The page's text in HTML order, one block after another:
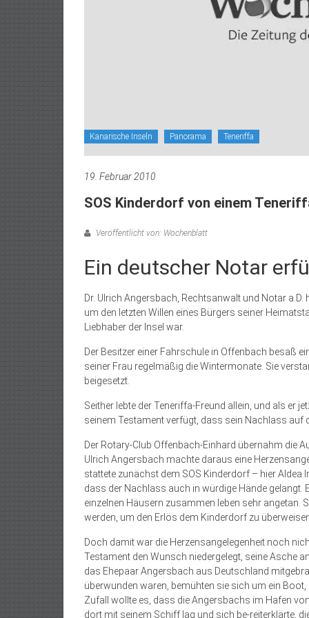
Kanarische Inseln Panorama Teneriffa
19. Februar 2010
SOS Kinderdorf von einem
Veröffentlicht von: Wochenblatt
Ein deutscher Notar
Dr. Ulrich Angersbach, Rechtsanwalt und Notar
um den letzten Willen eines Bürgers seiner
Liebhaber der Insel war.
Der Besitzer einer Fahrschule in Offenbach besaß
seiner Frau regelmäßig die Wintermonate. Sie
beigesetzt.
Seither lebte der Teneriffa-Freund allein, und als er
seinem Testament verfügt, dass sein Nachlass auf
Der Rotary-Club Offenbach-Einhard übernahm die
Ulrich Angersbach machte daraus eine
stattete zunächst dem SOS Kinderdorf – hier Aldea
dass der Nachlass auch in würdige Hände gelangt.
einzelnen Häusern zusammen leben sehr
werden, um den Erlös dem Kinderdorf zu
Doch damit war die Herzensangelegenheit noch
Testament den Wunsch niedergelegt, seine Asche
das Ehepaar Angersbach aus Deutschland
überwunden waren, bemühten sie sich um ein
Zufall wollte es, dass die Angersbachs im Hafen
dort mit seinem Schiff lag und sich be-reit­erklärte,